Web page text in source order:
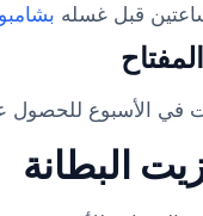
قبل غسله بشامبو
البطانة